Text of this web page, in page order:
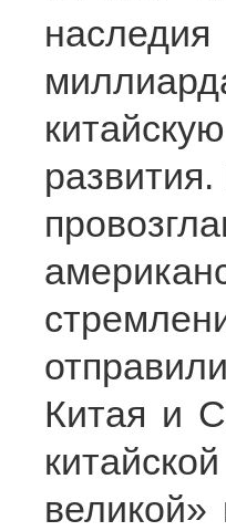
Китая и